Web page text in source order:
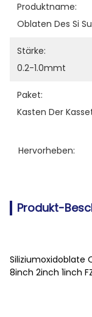
Produktname:
Oblaten Des Si
Stärke:
0.2-1.0mmt
Paket:
Kasten Der
Hervorheben:
Produkt-
Siliziumoxidoblate
8inch 2inch 1inch